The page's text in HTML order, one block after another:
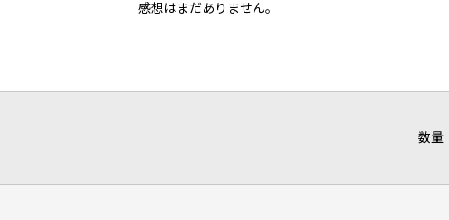
感想はまだありません。
数量